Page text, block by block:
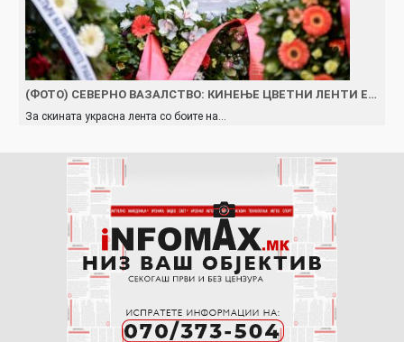
(ФОТО) СЕВЕРНО ВАЗАЛСТВО: КИНЕЊЕ ЦВЕТНИ ЛЕНТИ Е…
За скината украсна лента со боите на…